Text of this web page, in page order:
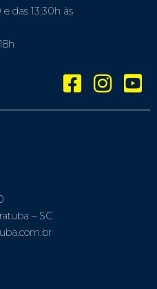
e das 13:30h às
– SC